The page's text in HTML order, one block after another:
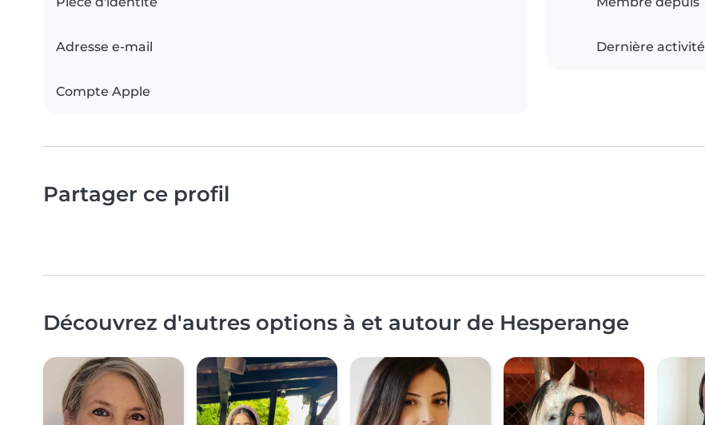
Adresse e-mail
Compte Apple
Dernière activité
Partager ce profil
Découvrez d'autres options à et autour de Hesperange